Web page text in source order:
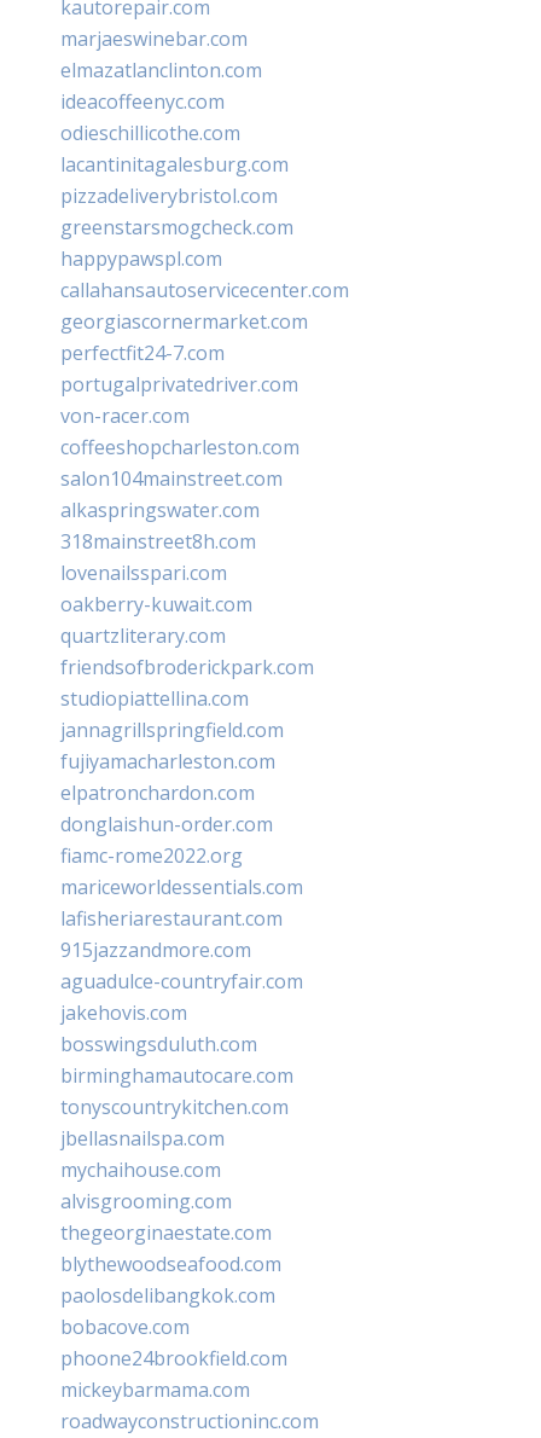
kautorepair.com
marjaeswinebar.com
elmazatlanclinton.com
ideacoffeenyc.com
odieschillicothe.com
lacantinitagalesburg.com
pizzadeliverybristol.com
greenstarsmogcheck.com
happypawspl.com
callahansautoservicecenter.com
georgiascornermarket.com
perfectfit24-7.com
portugalprivatedriver.com
von-racer.com
coffeeshopcharleston.com
salon104mainstreet.com
alkaspringswater.com
318mainstreet8h.com
lovenailsspari.com
oakberry-kuwait.com
quartzliterary.com
friendsofbroderickpark.com
studiopiattellina.com
jannagrillspringfield.com
fujiyamacharleston.com
elpatronchardon.com
donglaishun-order.com
fiamc-rome2022.org
mariceworldessentials.com
lafisheriarestaurant.com
915jazzandmore.com
aguadulce-countryfair.com
jakehovis.com
bosswingsduluth.com
birminghamautocare.com
tonyscountrykitchen.com
jbellasnailspa.com
mychaihouse.com
alvisgrooming.com
thegeorginaestate.com
blythewoodseafood.com
paolosdelibangkok.com
bobacove.com
phoone24brookfield.com
mickeybarmama.com
roadwayconstructioninc.com